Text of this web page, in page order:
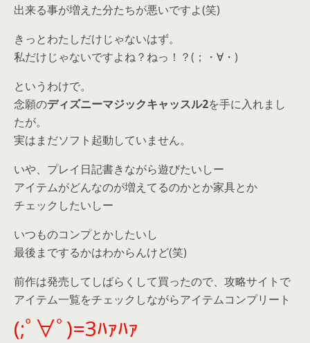
出来る事が増えた分たちが悪いですよ(笑)
きっとわたしだけじゃないはず。
私だけじゃないですよね？ねっ！？(；・∀・)
というわけで。
念願のディズニーマジックキャッスル2を手に入れまし
たが。
実はまだソフト起動していません。
いや、プレイ日記書きながら遊びたいしー
アイテムがどんなのが増えてるのかとか家具とか
チェックしたいしー
いつものコンプとかしたいし
最後までするかはわからんけど(笑)
前作は発売してしばらくして買ったので、攻略サイトで
アイテム一覧をチェックしながらアイテムコンプリート
(;ﾟ∀ﾟ)=3ﾊｧﾊｧ